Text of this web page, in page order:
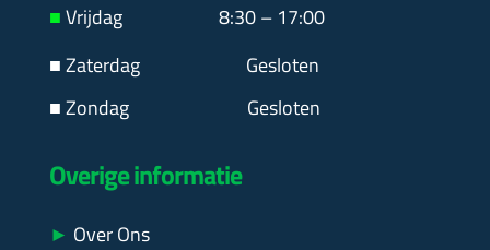
■Vrijdag 8:30 – 17:00
■ Zaterdag Gesloten
■ Zondag Gesloten
Overige informatie
► Over Ons